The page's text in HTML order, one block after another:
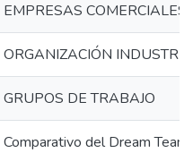
EMPRESAS COMERCIALES
ORGANIZACIÓN
GRUPOS DE TRABAJO
Comparativo del Dream